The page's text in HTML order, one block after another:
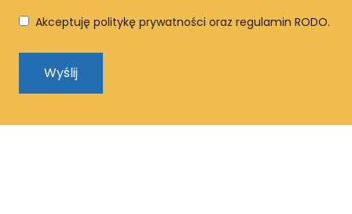
Akceptuję politykę prywatności oraz regulamin RODO.